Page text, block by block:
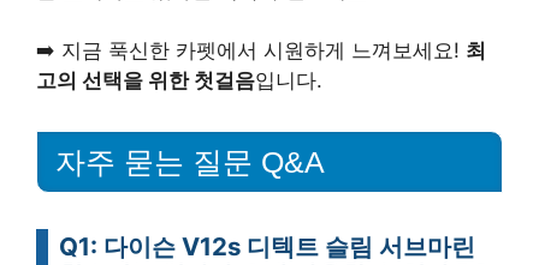
➡️ 지금 푹신한 카펫에서 시원하게 느껴보세요! 최
고의 선택을 위한 첫걸음입니다.
자주 묻는 질문 Q&A
Q1: 다이슨 V12s 디텍트 슬림 서브마린